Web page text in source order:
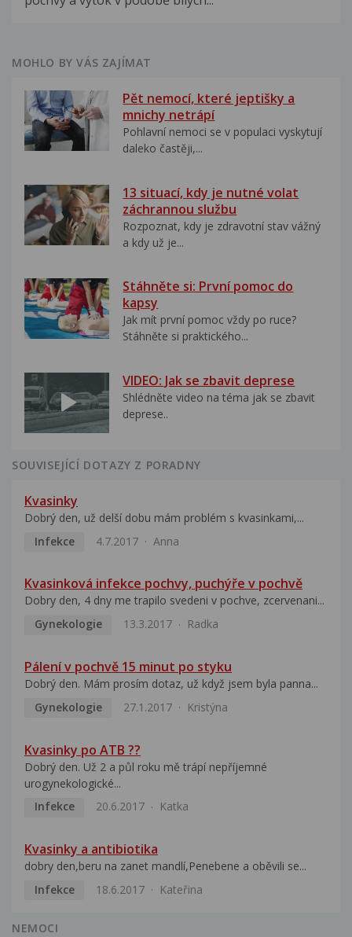
MOHLO BY VÁS ZAJÍMAT
Pět nemocí, které jeptišky a
mnichy netrápí
Pohlavní nemoci se v populaci vyskytují
daleko častěji,...
13 situací, kdy je nutné volat
záchrannou službu
Rozpoznat, kdy je zdravotní stav vážný
a kdy už je...
Stáhněte si: První pomoc do
kapsy
Jak mít první pomoc vždy po ruce?
Stáhněte si praktického...
VIDEO: Jak se zbavit deprese
Shlédněte video na téma jak se zbavit
deprese..
SOUVISEJÍCÍ DOTAZY Z PORADNY
Kvasinky
Dobrý den, už delší dobu mám problém s kvasinkami,...
Infekce
4.7.2017 Anna
Kvasinková infekce pochvy, puchýře v pochvě
Dobry den, 4 dny me trapilo svedeni v pochve, zcervenani...
Gynekologie
13.3.2017 Radka
Pálení v pochvě 15 minut po styku
Dobrý den. Mám prosím dotaz, už když jsem byla panna...
Gynekologie
27.1.2017 Kristýna
Kvasinky po ATB ??
Dobrý den. Už 2 a půl roku mě trápí nepříjemné
urogynekologické...
Infekce
20.6.2017 Katka
Kvasinky a antibiotika
dobry den,beru na zanet mandlí,Penebene a oběvili se...
Infekce
18.6.2017 Kateřina
NEMOCI